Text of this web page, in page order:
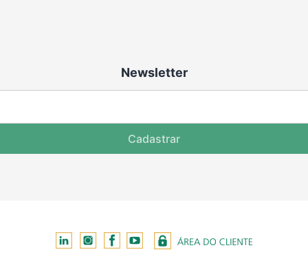
Newsletter
Cadastrar